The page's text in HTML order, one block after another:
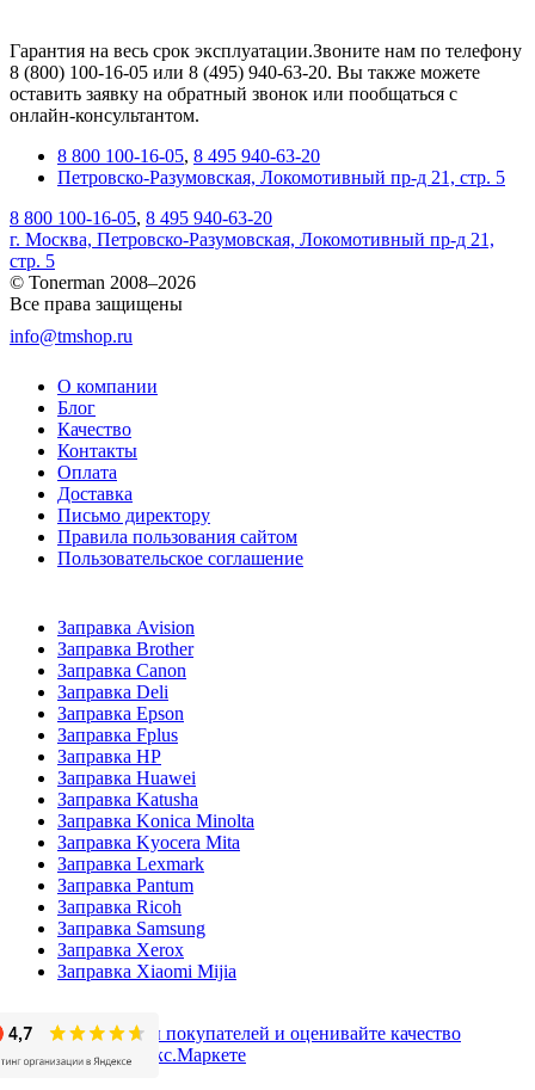
Гарантия на весь срок эксплуатации.Звоните нам по телефону
8 (800) 100-16-05 или 8 (495) 940-63-20. Вы также можете
оставить заявку на обратный звонок или пообщаться с
онлайн-консультантом.
8 800 100-16-05, 8 495 940-63-20
Петровско-Разумовская, Локомотивный пр-д 21, стр. 5
8 800 100-16-05, 8 495 940-63-20
г. Москва, Петровско-Разумовская, Локомотивный пр-д 21,
стр. 5
© Tonerman 2008–2026
Все права защищены
info@tmshop.ru
О компании
Блог
Качество
Контакты
Оплата
Доставка
Письмо директору
Правила пользования сайтом
Пользовательское соглашение
Заправка Avision
Заправка Brother
Заправка Canon
Заправка Deli
Заправка Epson
Заправка Fplus
Заправка HP
Заправка Huawei
Заправка Katusha
Заправка Konica Minolta
Заправка Kyocera Mita
Заправка Lexmark
Заправка Pantum
Заправка Ricoh
Заправка Samsung
Заправка Xerox
Заправка Xiaomi Mijia